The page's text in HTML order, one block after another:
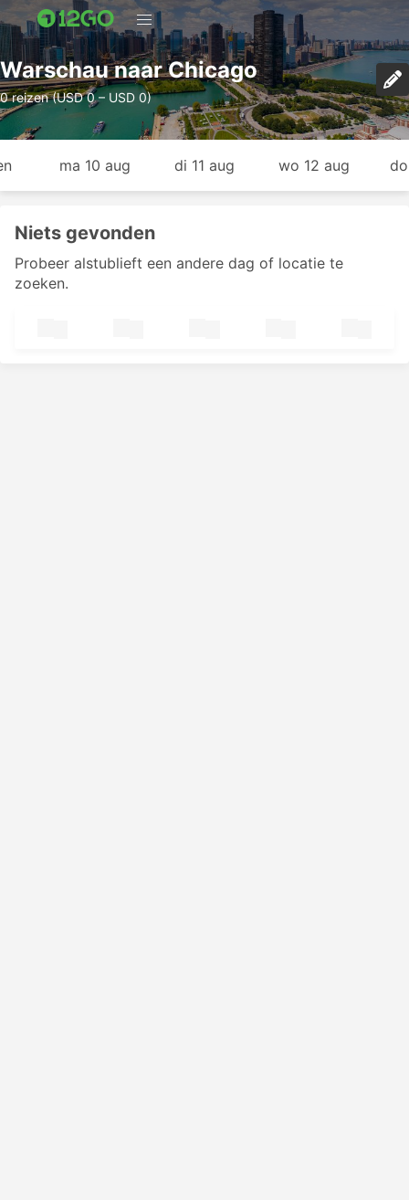
Warschau naar Chicago
0 reizen (USD 0 – USD 0)
ma 10 aug di 11 aug wo 12 aug
Niets gevonden
Probeer alstublieft een andere dag of locatie te
zoeken.